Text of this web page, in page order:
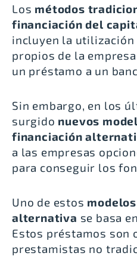
Los métodos
financiación del
incluyen la utilización
propios de la
un préstamo a un
Sin embargo, en los
surgido nuevos
financiación
a las empresas
para conseguir los
Uno de estos
alternativa se basa
Estos préstamos son
prestamistas no